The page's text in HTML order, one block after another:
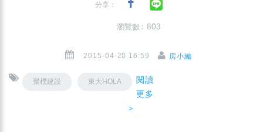
分享：
瀏覽數 : 803
2015-04-20 16:59 房小編
聚樸建設 東大HOLA
閱讀
更多
＞